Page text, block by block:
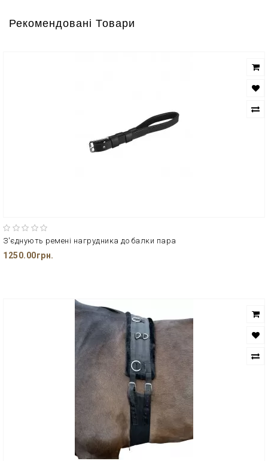
Рекомендовані Товари
З'єднують ремені нагрудника до балки пара
1250.00грн.